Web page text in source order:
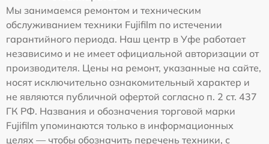
Мы занимаемся ремонтом и техническим
обслуживанием техники Fujifilm по истечении
гарантийного периода. Наш центр в Уфе работает
независимо и не имеет официальной авторизации от
производителя. Цены на ремонт, указанные на сайте,
носят исключительно ознакомительный характер и
не являются публичной офертой согласно п. 2 ст. 437
ГК РФ. Названия и обозначения торговой марки
Fujifilm упоминаются только в информационных
целях — чтобы обозначить перечень техники, с